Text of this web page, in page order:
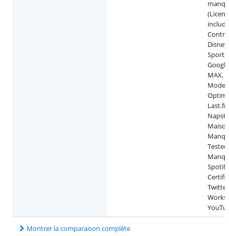
MAX,
Mode,
Works
Montrer la comparaison complète